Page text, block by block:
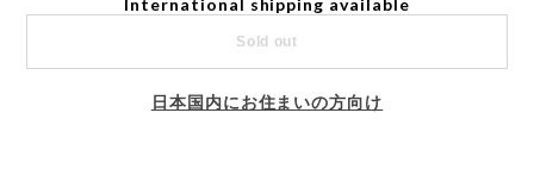
Sold out
日本国内にお住まいの方向け